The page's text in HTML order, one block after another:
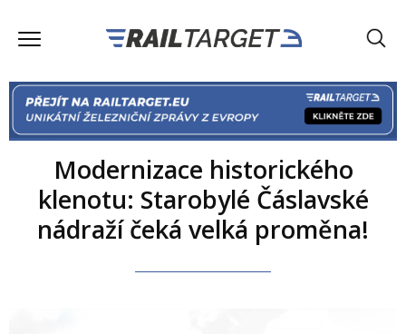
Modernizace historického
klenotu: Starobylé Čáslavské
nádraží čeká velká proměna!